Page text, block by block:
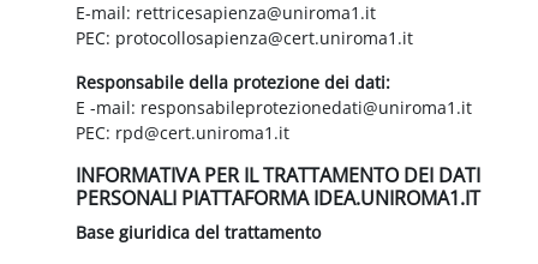
E-mail: rettricesapienza@uniroma1.it
PEC: protocollosapienza@cert.uniroma1.it
Responsabile della protezione dei dati:
E -mail: responsabileprotezionedati@uniroma1.it
PEC: rpd@cert.uniroma1.it
INFORMATIVA PER IL TRATTAMENTO DEI DATI
PERSONALI PIATTAFORMA IDEA.UNIROMA1.IT
Base giuridica del trattamento